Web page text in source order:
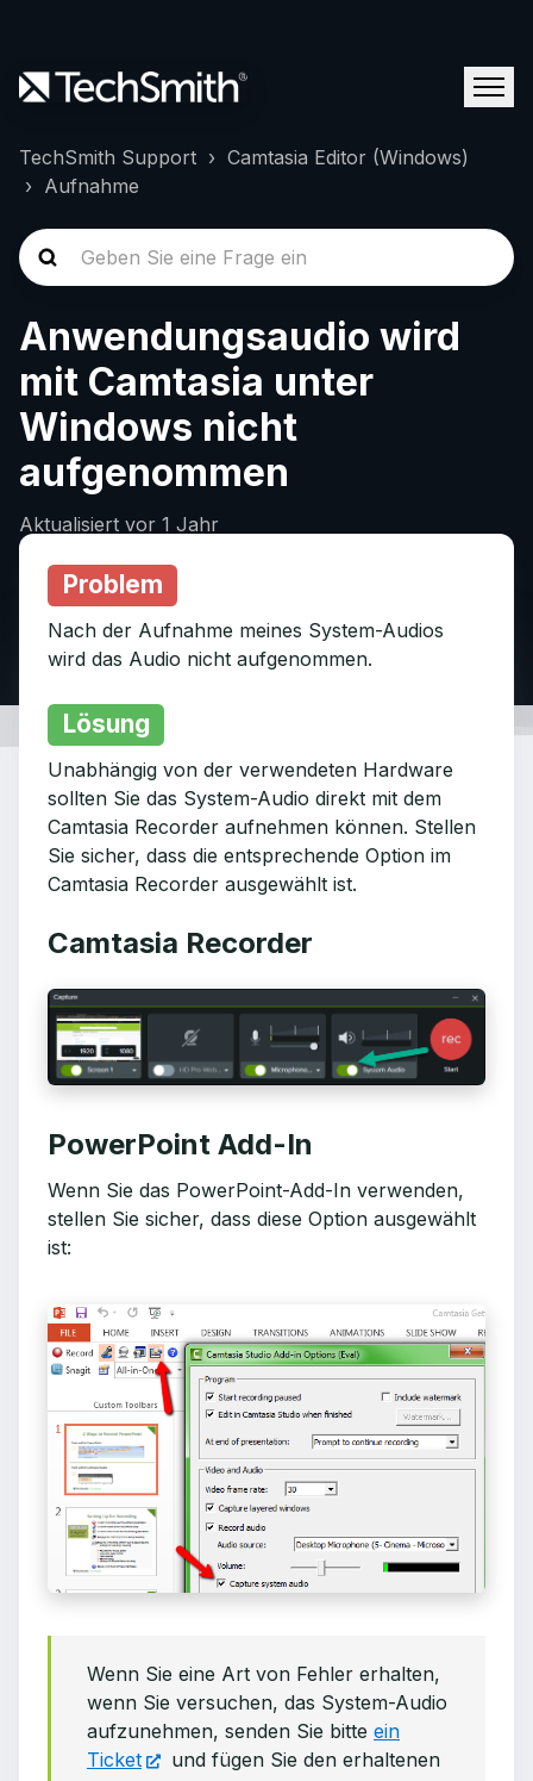
TechSmith Support
Camtasia Editor (Windows)
Aufnahme
Anwendungsaudio wird
mit Camtasia unter
Windows nicht
aufgenommen
Aktualisiert vor 1 Jahr
Problem
Nach der Aufnahme meines System-Audios
wird das Audio nicht aufgenommen.
Lösung
Unabhängig von der verwendeten Hardware
sollten Sie das System-Audio direkt mit dem
Camtasia Recorder aufnehmen können. Stellen
Sie sicher, dass die entsprechende Option im
Camtasia Recorder ausgewählt ist.
Camtasia Recorder
PowerPoint Add-In
Wenn Sie das PowerPoint-Add-In verwenden,
stellen Sie sicher, dass diese Option ausgewählt
ist:
Wenn Sie eine Art von Fehler erhalten,
wenn Sie versuchen, das System-Audio
aufzunehmen, senden Sie bitte ein
Ticket
und fügen Sie den erhaltenen